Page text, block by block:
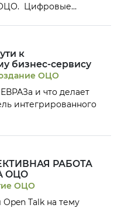
ОЦО. Цифровые
сервисный центр
развития
направления,
при цифровизации […]
к
бизнес-сервису
ОЦО
делает
РАБОТА
ОЦО
ОЦО
Talk на тему